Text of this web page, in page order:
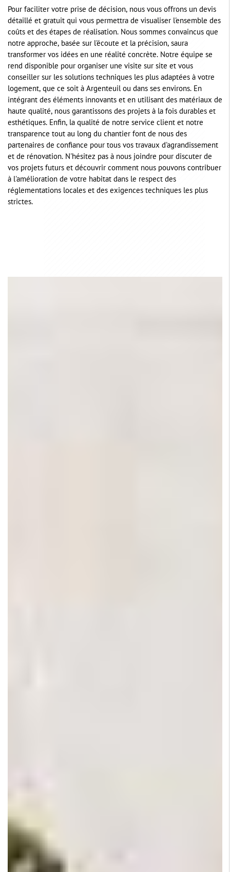
Pour faciliter votre prise de décision, nous vous offrons un devis
détaillé et gratuit qui vous permettra de visualiser l'ensemble des
coûts et des étapes de réalisation. Nous sommes convaincus que
notre approche, basée sur l'écoute et la précision, saura
transformer vos idées en une réalité concrète. Notre équipe se
rend disponible pour organiser une visite sur site et vous
conseiller sur les solutions techniques les plus adaptées à votre
logement, que ce soit à Argenteuil ou dans ses environs. En
intégrant des éléments innovants et en utilisant des matériaux de
haute qualité, nous garantissons des projets à la fois durables et
esthétiques. Enfin, la qualité de notre service client et notre
transparence tout au long du chantier font de nous des
partenaires de confiance pour tous vos travaux d'agrandissement
et de rénovation. N'hésitez pas à nous joindre pour discuter de
vos projets futurs et découvrir comment nous pouvons contribuer
à l'amélioration de votre habitat dans le respect des
réglementations locales et des exigences techniques les plus
strictes.